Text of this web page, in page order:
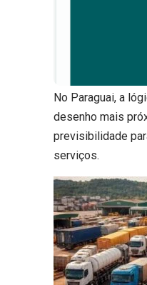
No Paraguai, a
desenho mais
previsibilidade
serviços.